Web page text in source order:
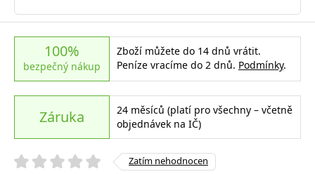
100%
bezpečný nákup
Zboží můžete do 14 dnů vrátit.
Peníze vracíme do 2 dnů. Podmínky.
Záruka
24 měsíců (platí pro všechny – včetně
objednávek na IČ)
Zatím nehodnocen